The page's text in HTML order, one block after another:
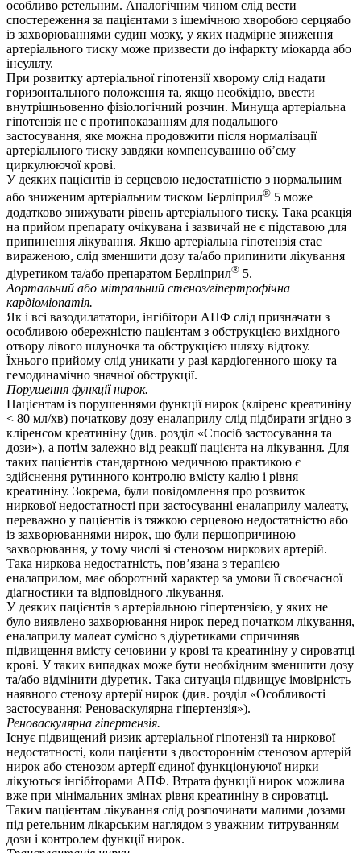
особливо ретельним. Аналогічним чином слід вести
спостереження за пацієнтами з ішемічною хворобою серцяабо
із захворюваннями судин мозку, у яких надмірне зниження
артеріального тиску може призвести до інфаркту міокарда або
інсульту.
При розвитку артеріальної гіпотензії хворому слід надати
горизонтального положення та, якщо необхідно, ввести
внутрішньовенно фізіологічний розчин. Минуща артеріальна
гіпотензія не є протипоказанням для подальшого
застосування, яке можна продовжити після нормалізації
артеріального тиску завдяки компенсуванню об’єму
циркулюючої крові.
У деяких пацієнтів із серцевою недостатністю з нормальним
або зниженим артеріальним тиском Берліприл® 5 може
додатково знижувати рівень артеріального тиску. Така реакція
на прийом препарату очікувана і зазвичай не є підставою для
припинення лікування. Якщо артеріальна гіпотензія стає
вираженою, слід зменшити дозу та/або припинити лікування
діуретиком та/або препаратом Берліприл® 5.
Аортальний або мітральний стеноз/гіпертрофічна
кардіоміопатія.
Як і всі вазодилататори, інгібітори АПФ слід призначати з
особливою обережністю пацієнтам з обструкцією вихідного
отвору лівого шлуночка та обструкцією шляху відтоку.
Їхнього прийому слід уникати у разі кардіогенного шоку та
гемодинамічно значної обструкції.
Порушення функції нирок.
Пацієнтам із порушеннями функції нирок (кліренс креатиніну
< 80 мл/хв) початкову дозу еналаприлу слід підбирати згідно з
кліренсом креатиніну (див. розділ «Спосіб застосування та
дози»), а потім залежно від реакції пацієнта на лікування. Для
таких пацієнтів стандартною медичною практикою є
здійснення рутинного контролю вмісту калію і рівня
креатиніну. Зокрема, були повідомлення про розвиток
ниркової недостатності при застосуванні еналаприлу малеату,
переважно у пацієнтів із тяжкою серцевою недостатністю або
із захворюваннями нирок, що були першопричиною
захворювання, у тому числі зі стенозом ниркових артерій.
Така ниркова недостатність, пов’язана з терапією
еналаприлом, має оборотний характер за умови її своєчасної
діагностики та відповідного лікування.
У деяких пацієнтів з артеріальною гіпертензією, у яких не
було виявлено захворювання нирок перед початком лікування,
еналаприлу малеат сумісно з діуретиками спричиняв
підвищення вмісту сечовини у крові та креатиніну у сироватці
крові. У таких випадках може бути необхідним зменшити дозу
та/або відмінити діуретик. Така ситуація підвищує імовірність
наявного стенозу артерії нирок (див. розділ «Особливості
застосування: Реноваскулярна гіпертензія»).
Реноваскулярна гіпертензія.
Існує підвищений ризик артеріальної гіпотензії та ниркової
недостатності, коли пацієнти з двостороннім стенозом артерій
нирок або стенозом артерії єдиної функціонуючої нирки
лікуються інгібіторами АПФ. Втрата функції нирок можлива
вже при мінімальних змінах рівня креатиніну в сироватці.
Таким пацієнтам лікування слід розпочинати малими дозами
під ретельним лікарським наглядом з уважним титруванням
дози і контролем функції нирок.